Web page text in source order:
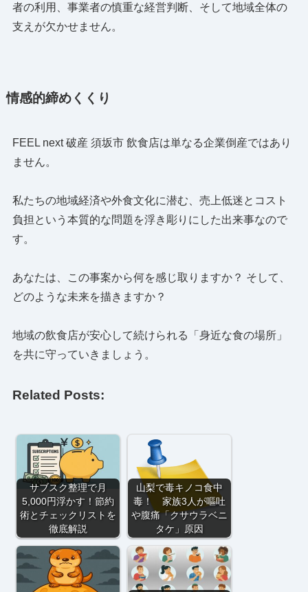
者の利用、事業者の慎重な経営判断、そして地域全体の
支えが欠かせません。
情感的締めくくり
FEEL next 破産 須坂市 飲食店は単なる企業倒産ではあり
ません。
私たちの地域経済や外食文化に潜む、売上低迷とコスト
負担という本質的な問題を浮き彫りにした出来事なので
す。
あなたは、この事案から何を感じ取りますか？ そして、
どのような未来を描きますか？
地域の飲食店が安心して続けられる「身近な食の場所」
を共に守っていきましょう。
Related Posts:
サブスク整理で月
5,000円浮かす！節約
術とチェックリストを
徹底解説
山梨で毒キノコ食中
毒！ 家族3人が嘔吐
や腹痛「クサウラベニ
タケ」原因